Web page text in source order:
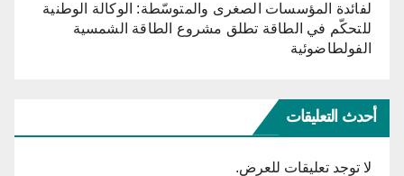
لفائدة المؤسسات الصغرى والمتوسّطة: الوكالة الوطنية
للتحكّم في الطاقة تطلق مشروع الطاقة الشمسية
الفولطاضوئية
أحدث التعليقات
لا توجد تعليقات للعرض.